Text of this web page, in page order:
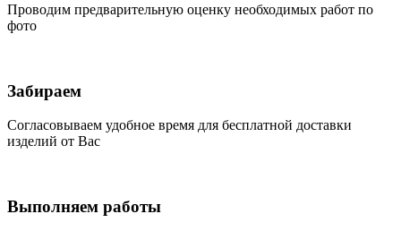
Проводим предварительную оценку необходимых работ по
фото
Забираем
Согласовываем удобное время для бесплатной доставки
изделий от Вас
Выполняем работы